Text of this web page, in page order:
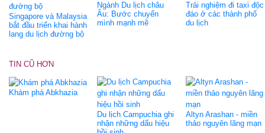
Singapore và Malaysia
bắt đầu triển khai hành
lang du lịch đường bộ
Ngành Du lịch châu
Âu: Bước chuyển
mình mạnh mẽ
Trải nghiệm đi taxi độc
đáo ở các thành phố
du lịch
TIN CŨ HƠN
Khám phá Abkhazia
Du lịch Campuchia ghi
nhận những dấu hiệu
Altyn Arashan - miền
thảo nguyên lãng mạn